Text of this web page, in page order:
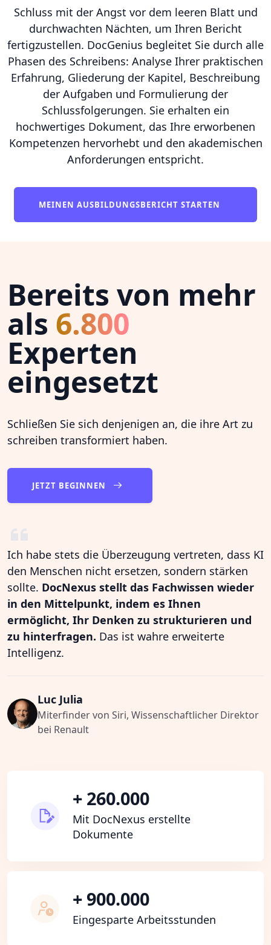
Schluss mit der Angst vor dem leeren Blatt und
durchwachten Nächten, um Ihren Bericht
fertigzustellen. DocGenius begleitet Sie durch alle
Phasen des Schreibens: Analyse Ihrer praktischen
Erfahrung, Gliederung der Kapitel, Beschreibung
der Aufgaben und Formulierung der
Schlussfolgerungen. Sie erhalten ein
hochwertiges Dokument, das Ihre erworbenen
Kompetenzen hervorhebt und den akademischen
Anforderungen entspricht.
MEINEN AUSBILDUNGSBERICHT STARTEN
Bereits von mehr
als 6.800
Experten
eingesetzt
Schließen Sie sich denjenigen an, die ihre Art zu
schreiben transformiert haben.
JETZT BEGINNEN
Ich habe stets die Überzeugung vertreten, dass KI
den Menschen nicht ersetzen, sondern stärken
sollte. DocNexus stellt das Fachwissen wieder
in den Mittelpunkt, indem es Ihnen
ermöglicht, Ihr Denken zu strukturieren und
zu hinterfragen. Das ist wahre erweiterte
Intelligenz.
Luc Julia
Miterfinder von Siri, Wissenschaftlicher Direktor
bei Renault
+ 260.000
Mit DocNexus erstellte
Dokumente
+ 900.000
Eingesparte Arbeitsstunden